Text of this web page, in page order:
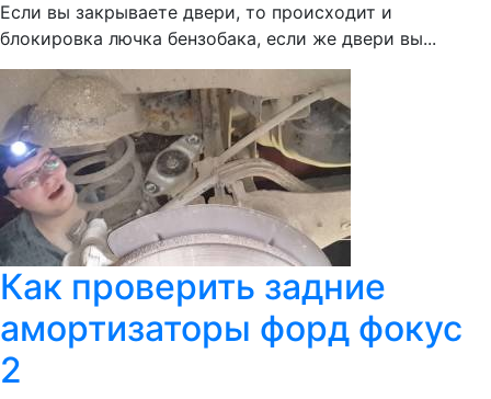
Если вы закрываете двери, то происходит и
блокировка лючка бензобака, если же двери вы...
Как проверить задние
амортизаторы форд фокус
2